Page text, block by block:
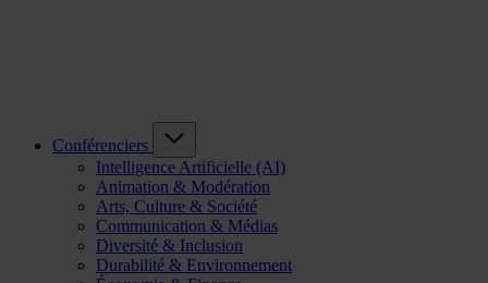
Conférenciers
Intelligence Artificielle (AI)
Animation & Modération
Arts, Culture & Société
Communication & Médias
Diversité & Inclusion
Durabilité & Environnement